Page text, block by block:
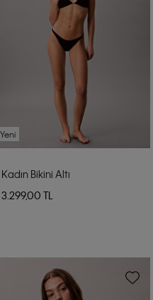
Yeni
Kadın Bikini Altı
3.299,00 TL